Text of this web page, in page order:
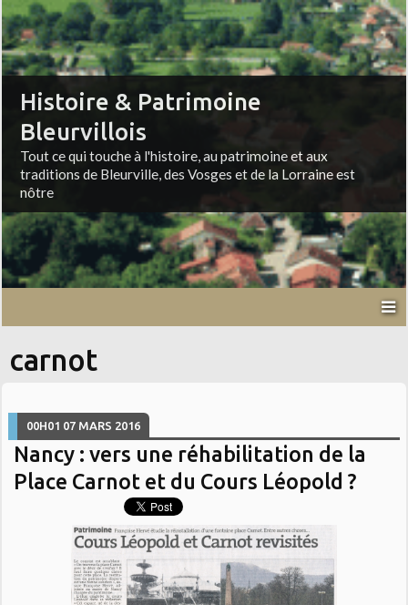
Histoire & Patrimoine
Bleurvillois
Tout ce qui touche à l'histoire, au patrimoine et aux
traditions de Bleurville, des Vosges et de la Lorraine est
nôtre
carnot
00H01 07 MARS 2016
Nancy : vers une réhabilitation de la
Place Carnot et du Cours Léopold ?